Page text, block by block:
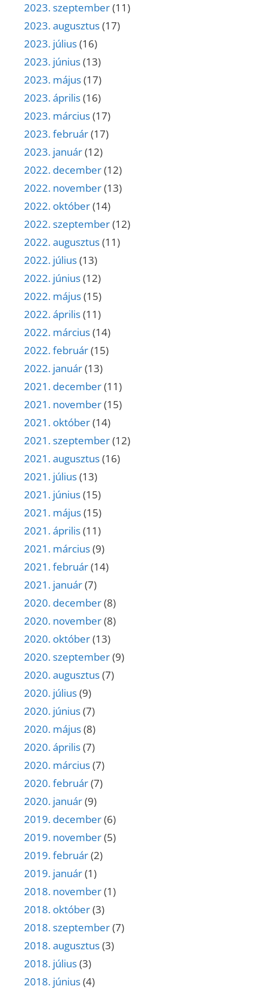
2023. szeptember(11)
2023. augusztus(17)
2023. július(16)
2023. június(13)
2023. május(17)
2023. április(16)
2023. március(17)
2023. február(17)
2023. január(12)
2022. december(12)
2022. november(13)
2022. október(14)
2022. szeptember(12)
2022. augusztus(11)
2022. július(13)
2022. június(12)
2022. május(15)
2022. április(11)
2022. március(14)
2022. február(15)
2022. január(13)
2021. december(11)
2021. november(15)
2021. október(14)
2021. szeptember(12)
2021. augusztus(16)
2021. július(13)
2021. június(15)
2021. május(15)
2021. április(11)
2021. március(9)
2021. február(14)
2021. január(7)
2020. december(8)
2020. november(8)
2020. október(13)
2020. szeptember(9)
2020. augusztus(7)
2020. július(9)
2020. június(7)
2020. május(8)
2020. április(7)
2020. március(7)
2020. február(7)
2020. január(9)
2019. december(6)
2019. november(5)
2019. február(2)
2019. január(1)
2018. november(1)
2018. október(3)
2018. szeptember(7)
2018. augusztus(3)
2018. július(3)
2018. június(4)